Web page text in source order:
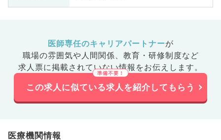
医師専任のキャリアパートナーが
職場の雰囲気や人間関係、 教育・研修制度など
求人票に掲載されていない情報をお伝えします。
この求人に似ている求人を紹介してもらう
医療機関情報